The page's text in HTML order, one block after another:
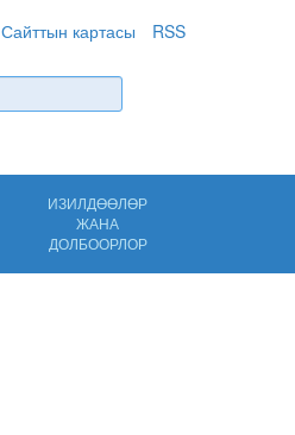
Сайттын картасы RSS
ИЗИЛДӨӨЛӨР
ЖАНА
ДОЛБООРЛОР